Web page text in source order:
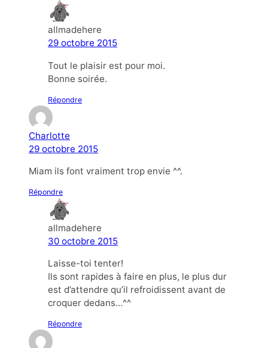
allmadehere
29 octobre 2015
Tout le plaisir est pour moi.
Bonne soirée.
Répondre
Charlotte
29 octobre 2015
Miam ils font vraiment trop envie ^^.
Répondre
allmadehere
30 octobre 2015
Laisse-toi tenter!
Ils sont rapides à faire en plus, le plus dur
est d’attendre qu’il refroidissent avant de
croquer dedans…^^
Répondre